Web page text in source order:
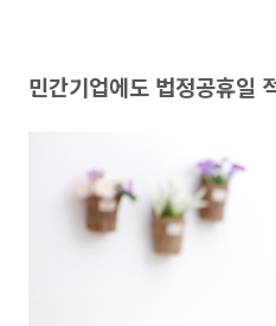
민간기업에도 법정공휴일